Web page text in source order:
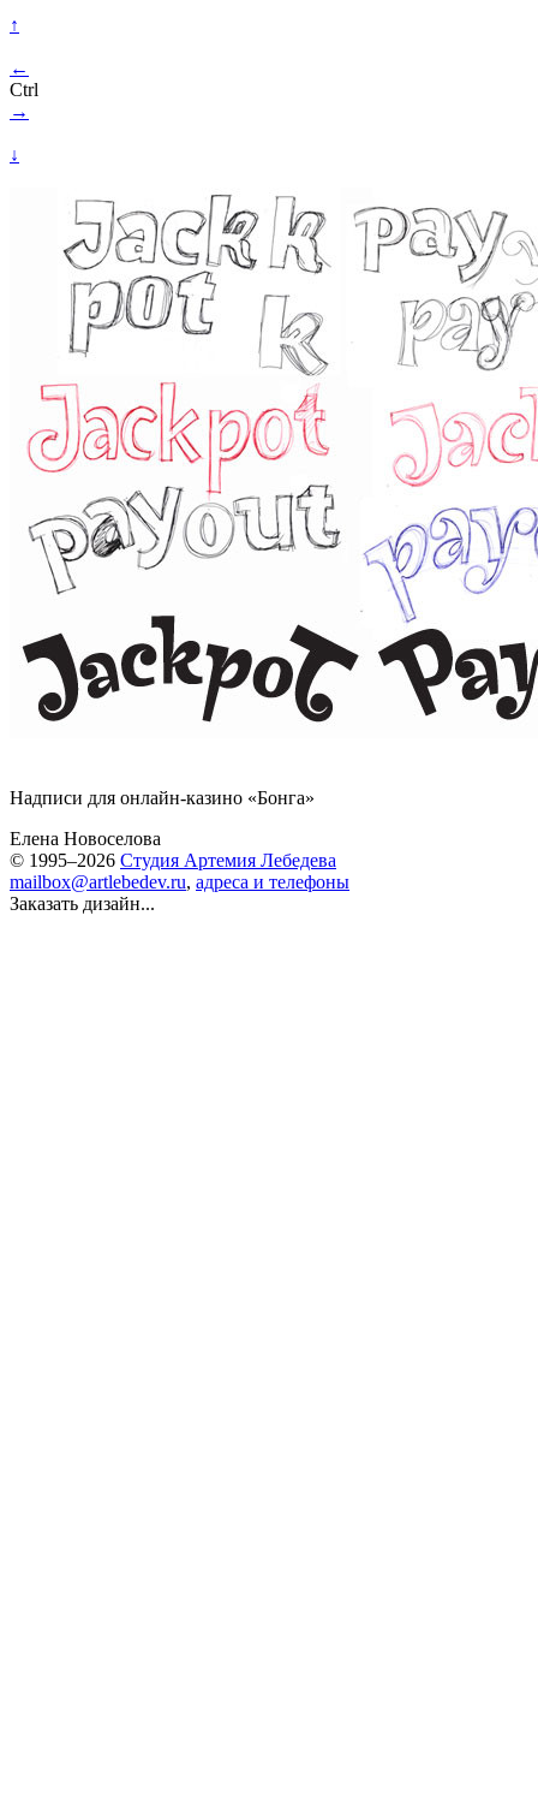
↑
←
Ctrl
→
↓
Надписи для онлайн-казино «Бонга»
Елена Новоселова
© 1995–2026 Студия Артемия Лебедева
mailbox@artlebedev.ru, адреса и телефоны
Заказать дизайн...